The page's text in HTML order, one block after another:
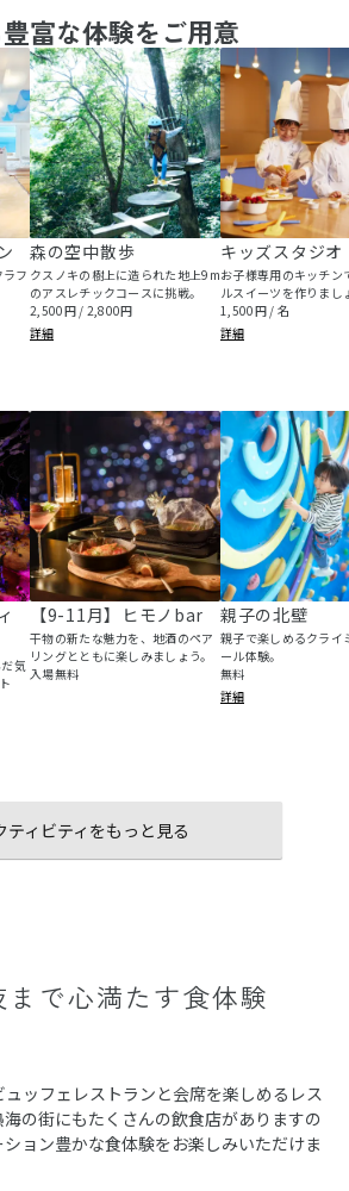
富な体験をご用意
フ
森の空中散歩
クスノキの樹上に造られた地上9m
のアスレチックコースに挑戦。
2,500円 / 2,800円
詳細
キッズスタジオ
お子様専用のキッチン
ルスイーツを作りまし
1,500円 / 名
詳細
気
【9-11月】ヒモノbar
干物の新たな魅力を、地酒のペア
リングとともに楽しみましょう。
入場無料
親子の北壁
親子で楽しめるクライ
ール体験。
無料
詳細
ティビティをもっと見る
まで心満たす食体験
ュッフェレストランと会席を楽しめるレス
海の街にもたくさんの飲食店がありますの
ョン豊かな食体験をお楽しみいただけま